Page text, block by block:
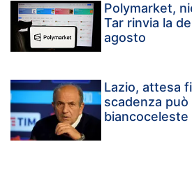
Polymarket,
Tar rinvia la
agosto
Lazio, attesa
scadenza
biancoceleste